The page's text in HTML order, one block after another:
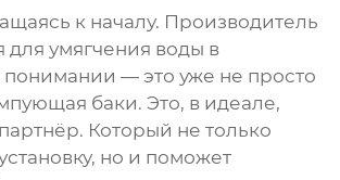
к началу. Производитель
для умягчения воды в
— это уже не просто
баки. Это, в идеале,
Который не только
но и поможет